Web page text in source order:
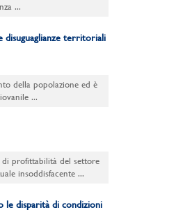
...
disuguaglianze territoriali
della popolazione ed è
...
profittabilità del settore
insoddisfacente ...
le disparità di condizioni